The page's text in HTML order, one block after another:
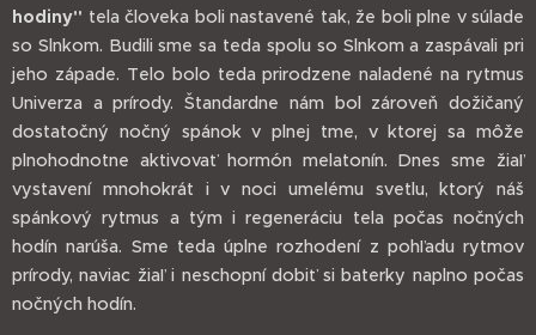
hodiny" tela človeka boli nastavené tak, že boli plne v súlade
so Slnkom. Budili sme sa teda spolu so Slnkom a zaspávali pri
jeho západe. Telo bolo teda prirodzene naladené na rytmus
Univerza a prírody. Štandardne nám bol zároveň dožičaný
dostatočný nočný spánok v plnej tme, v ktorej sa môže
plnohodnotne aktivovať hormón melatonín. Dnes sme žiaľ
vystavení mnohokrát i v noci umelému svetlu, ktorý náš
spánkový rytmus a tým i regeneráciu tela počas nočných
hodín narúša. Sme teda úplne rozhodení z pohľadu rytmov
prírody, naviac žiaľ i neschopní dobiť si baterky naplno počas
nočných hodín.